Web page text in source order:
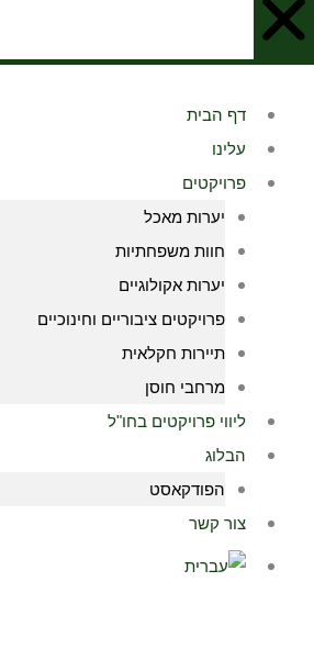
דף הבית
עלינו
פרויקטים
יערות מאכל
חוות משפחתיות
יערות אקולוגיים
פרויקטים ציבוריים וחינוכיים
תיירות חקלאית
מרחבי חוסן
ליווי פרויקטים בחו"ל
הבלוג
הפודקאסט
צור קשר